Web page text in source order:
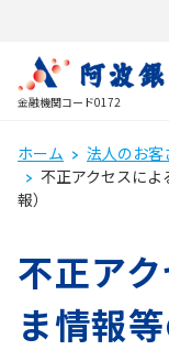
金融機関コード0172
ホーム 法人のお客
不正アクセスに
報）
不正ア
ま情報